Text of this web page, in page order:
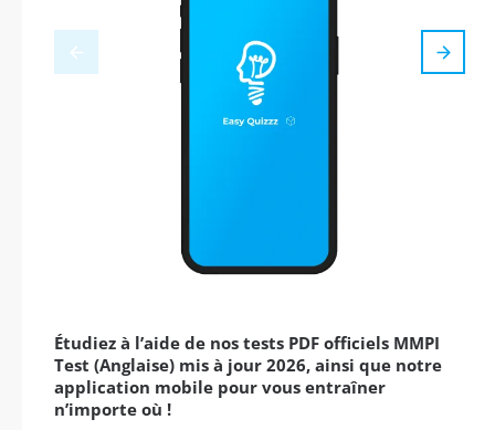
Étudiez à l’aide de nos tests PDF officiels MMPI
Test (Anglaise) mis à jour 2026, ainsi que notre
application mobile pour vous entraîner
n’importe où !